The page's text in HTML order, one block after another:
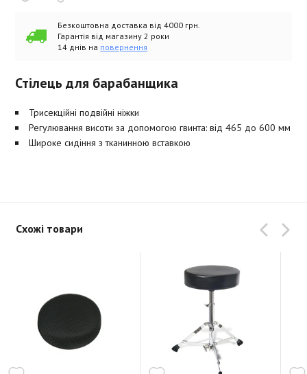
Безкоштовна доставка від 4000 грн.
Гарантія від магазину 2 роки
14 днів на повернення
Стілець для барабанщика
Трисекційні подвійні ніжки
Регулювання висоти за допомогою гвинта: від 465 до 600 мм
Широке сидіння з тканинною вставкою
Схожі товари